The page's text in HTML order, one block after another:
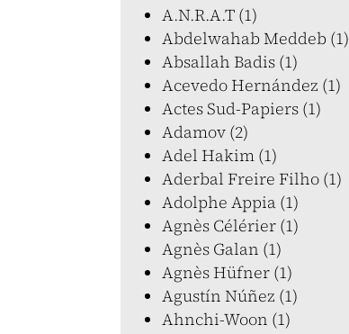
A.N.R.A.T (1)
Abdelwahab Meddeb (1)
Absallah Badis (1)
Acevedo Hernández (1)
Actes Sud-Papiers (1)
Adamov (2)
Adel Hakim (1)
Aderbal Freire Filho (1)
Adolphe Appia (1)
Agnès Célérier (1)
Agnès Galan (1)
Agnès Hüfner (1)
Agustín Núñez (1)
Ahnchi-Woon (1)